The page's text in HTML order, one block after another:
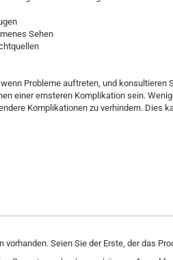
Sehen
Probleme auftreten, und
einer ernsteren Komplikation sein.
Komplikationen zu verhindern. Dies
vorhanden. Seien Sie der Erste, der das